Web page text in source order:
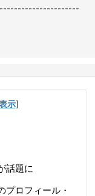
示]
話題に
プロフィール・